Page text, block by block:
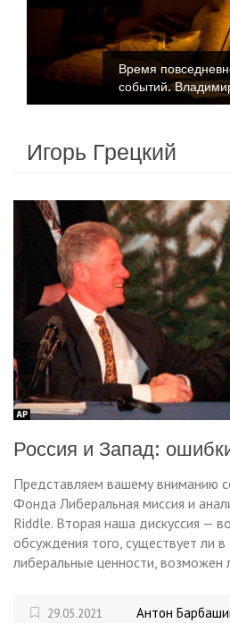
Время
событий.
Игорь Грецкий
Россия и Запад:
Представляем вашему вниманию
Фонда Либеральная миссия и
Riddle. Вторая наша дискуссия —
обсуждения того, существует ли в
либеральные ценности, возможен
29.05.2021 Антон